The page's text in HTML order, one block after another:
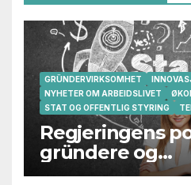
GRÜNDERVIRKSOMHET
NYHETER OM ARBEIDSLIVET
STAT OG OFFENTLIG STYRING
Regjeringens
gründere og